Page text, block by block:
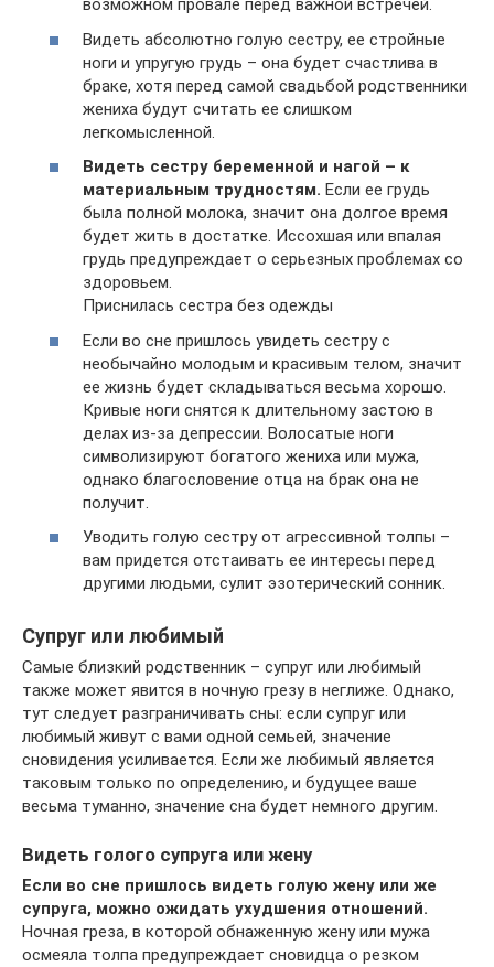
возможном провале перед важной встречей.
Видеть абсолютно голую сестру, ее стройные
ноги и упругую грудь – она будет счастлива в
браке, хотя перед самой свадьбой родственники
жениха будут считать ее слишком
легкомысленной.
Видеть сестру беременной и нагой – к
материальным трудностям. Если ее грудь
была полной молока, значит она долгое время
будет жить в достатке. Иссохшая или впалая
грудь предупреждает о серьезных проблемах со
здоровьем.
Приснилась сестра без одежды
Если во сне пришлось увидеть сестру с
необычайно молодым и красивым телом, значит
ее жизнь будет складываться весьма хорошо.
Кривые ноги снятся к длительному застою в
делах из-за депрессии. Волосатые ноги
символизируют богатого жениха или мужа,
однако благословение отца на брак она не
получит.
Уводить голую сестру от агрессивной толпы –
вам придется отстаивать ее интересы перед
другими людьми, сулит эзотерический сонник.
Супруг или любимый
Самые близкий родственник – супруг или любимый
также может явится в ночную грезу в неглиже. Однако,
тут следует разграничивать сны: если супруг или
любимый живут с вами одной семьей, значение
сновидения усиливается. Если же любимый является
таковым только по определению, и будущее ваше
весьма туманно, значение сна будет немного другим.
Видеть голого супруга или жену
Если во сне пришлось видеть голую жену или же
супруга, можно ожидать ухудшения отношений.
Ночная греза, в которой обнаженную жену или мужа
осмеяла толпа предупреждает сновидца о резком